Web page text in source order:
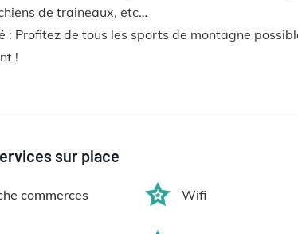
de traineaux, etc…
: Profitez de tous les sports de montagne
!
sur place
commerces Wifi